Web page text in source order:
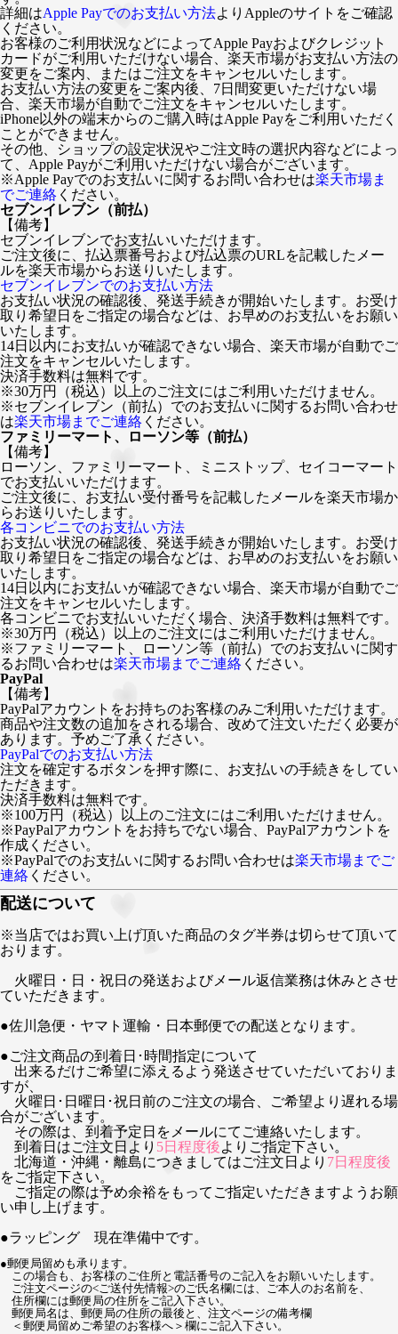
詳細はApple Payでのお支払い方法よりAppleのサイトをご確認
ください。
お客様のご利用状況などによってApple Payおよびクレジット
カードがご利用いただけない場合、楽天市場がお支払い方法の
変更をご案内、またはご注文をキャンセルいたします。
お支払い方法の変更をご案内後、7日間変更いただけない場
合、楽天市場が自動でご注文をキャンセルいたします。
iPhone以外の端末からのご購入時はApple Payをご利用いただく
ことができません。
その他、ショップの設定状況やご注文時の選択内容などによっ
て、Apple Payがご利用いただけない場合がございます。
※Apple Payでのお支払いに関するお問い合わせは楽天市場ま
でご連絡 ください。
セブンイレブン（前払）
【備考】
セブンイレブンでお支払いいただけます。
ご注文後に、払込票番号および払込票のURLを記載したメー
ルを楽天市場からお送りいたします。
セブンイレブンでのお支払い方法
お支払い状況の確認後、発送手続きが開始いたします。お受け
取り希望日をご指定の場合などは、お早めのお支払いをお願い
いたします。
14日以内にお支払いが確認できない場合、楽天市場が自動でご
注文をキャンセルいたします。
決済手数料は無料です。
※30万円（税込）以上のご注文にはご利用いただけません。
※セブンイレブン（前払）でのお支払いに関するお問い合わせ
は楽天市場までご連絡 ください。
ファミリーマート、ローソン等（前払）
【備考】
ローソン、ファミリーマート、ミニストップ、セイコーマート
でお支払いいただけます。
ご注文後に、お支払い受付番号を記載したメールを楽天市場か
らお送りいたします。
各コンビニでのお支払い方法
お支払い状況の確認後、発送手続きが開始いたします。お受け
取り希望日をご指定の場合などは、お早めのお支払いをお願い
いたします。
14日以内にお支払いが確認できない場合、楽天市場が自動でご
注文をキャンセルいたします。
各コンビニでお支払いいただく場合、決済手数料は無料です。
※30万円（税込）以上のご注文にはご利用いただけません。
※ファミリーマート、ローソン等（前払）でのお支払いに関す
るお問い合わせは楽天市場までご連絡 ください。
PayPal
【備考】
PayPalアカウントをお持ちのお客様のみご利用いただけます。
商品や注文数の追加をされる場合、改めて注文いただく必要が
あります。予めご了承ください。
PayPalでのお支払い方法
注文を確定するボタンを押す際に、お支払いの手続きをしてい
ただきます。
決済手数料は無料です。
※100万円（税込）以上のご注文にはご利用いただけません。
※PayPalアカウントをお持ちでない場合、PayPalアカウントを
作成ください。
※PayPalでのお支払いに関するお問い合わせは楽天市場までご
連絡 ください。
配送について
※当店ではお買い上げ頂いた商品のタグ半券は切らせて頂いて
おります。
火曜日・日・祝日の発送およびメール返信業務は休みとさせ
ていただきます。
●佐川急便・ヤマト運輸・日本郵便での配送となります。
●ご注文商品の到着日･時間指定について
出来るだけご希望に添えるよう発送させていただいておりま
すが、
火曜日･日曜日･祝日前のご注文の場合、ご希望より遅れる場
合がございます。
その際は、到着予定日をメールにてご連絡いたします。
到着日はご注文日より 5日程度後よりご指定下さい。
北海道・沖縄・離島につきましてはご注文日より 7日程度後
をご指定下さい。
ご指定の際は予め余裕をもってご指定いただきますようお願
い申し上げます。
●ラッピング 現在準備中です。
●郵便局留めも承ります。
この場合も、お客様のご住所と電話番号のご記入をお願いいたします。
ご注文ページの<ご送付先情報>のご氏名欄には、ご本人のお名前を、
住所欄には郵便局の住所をご記入下さい。
郵便局名は、郵便局の住所の最後と、注文ページの備考欄
＜郵便局留めご希望のお客様へ＞欄にご記入下さい。